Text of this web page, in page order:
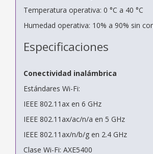
Temperatura operativa: 0 °C a 40 °C
Humedad operativa: 10% a 90% sin
Especificaciones
Conectividad inalámbrica
Estándares Wi-Fi:
IEEE 802.11ax en 6 GHz
IEEE 802.11ax/ac/n/a en 5 GHz
IEEE 802.11ax/n/b/g en 2.4 GHz
Clase Wi-Fi: AXE5400